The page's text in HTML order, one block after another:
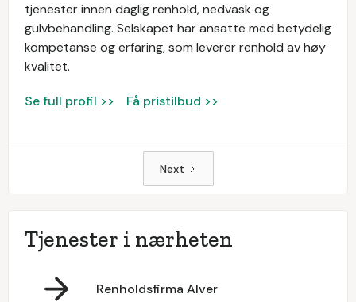
tjenester innen daglig renhold, nedvask og
gulvbehandling. Selskapet har ansatte med betydelig
kompetanse og erfaring, som leverer renhold av høy
kvalitet.
Se full profil >> Få pristilbud >>
Next
Tjenester i nærheten
Renholdsfirma Alver